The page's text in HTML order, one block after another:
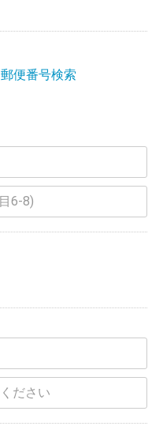
郵便番号検索